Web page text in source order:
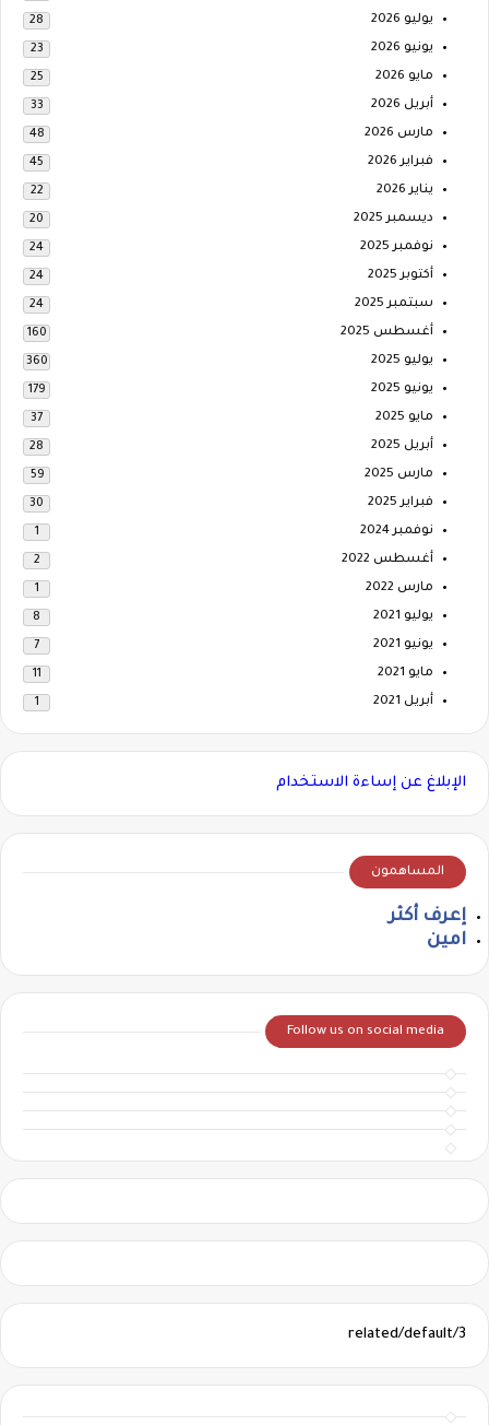
يوليو 2026 28
يونيو 2026 23
مايو 2026 25
أبريل 2026 33
مارس 2026 48
فبراير 2026 45
يناير 2026 22
ديسمبر 2025 20
نوفمبر 2025 24
أكتوبر 2025 24
سبتمبر 2025 24
أغسطس 2025 160
يوليو 2025 360
يونيو 2025 179
مايو 2025 37
أبريل 2025 28
مارس 2025 59
فبراير 2025 30
نوفمبر 2024 1
أغسطس 2022 2
مارس 2022 1
يوليو 2021 8
يونيو 2021 7
مايو 2021 11
أبريل 2021 1
الإبلاغ عن إساءة الاستخدام
المساهمون
إعرف أكثر
امين
Follow us on social media
3/related/default